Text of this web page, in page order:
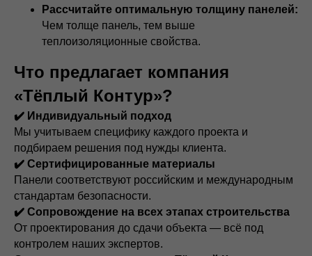
Рассчитайте оптимальную толщину панелей:
Чем толще панель, тем выше
теплоизоляционные свойства.
Что предлагает компания
«Тёплый Контур»?
✔️ Индивидуальный подход
Мы учитываем специфику каждого проекта и
подбираем решения под нужды клиента.
✔️ Сертифицированные материалы
Панели соответствуют российским и международным
стандартам безопасности.
✔️ Сопровождение на всех этапах строительства
От проектирования до сдачи объекта — всё под
контролем наших экспертов.